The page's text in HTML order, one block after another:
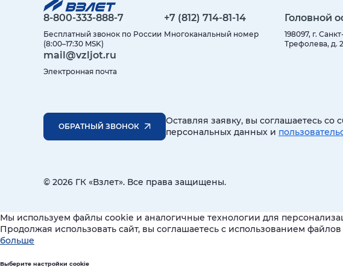
8-800-333-888-7
Бесплатный звонок по России
(8:00–17:30 MSK)
+7 (812) 714-81-14
Многоканальный номер
Головной
198097, г.
Трефолева, д.
mail@vzljot.ru
Электронная почта
ОБРАТНЫЙ ЗВОНОК
Оставляя заявку, вы соглашаетесь со
персональных данных и
© 2026 ГК «Взлет». Все права защищены.
Мы используем файлы cookie и аналогичные технологии для
Продолжая использовать сайт, вы соглашаетесь с использованием
больше
Выберите настройки cookie